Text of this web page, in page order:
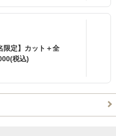
限定】カット＋全
税込)